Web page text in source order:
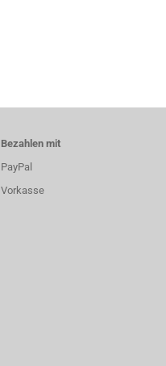
Bezahlen mit
PayPal
Vorkasse